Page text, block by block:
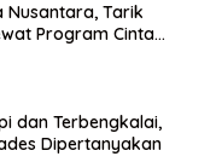
Nusantara, Tarik
Program Cinta
dan Terbengkalai,
Dipertanyakan